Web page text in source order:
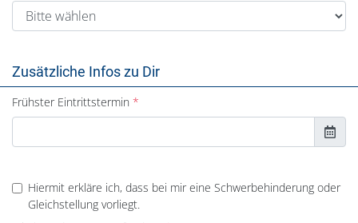
Zusätzliche Infos zu Dir
Frühster Eintrittstermin
Hiermit erkläre ich, dass bei mir eine Schwerbehinderung oder
Gleichstellung vorliegt.